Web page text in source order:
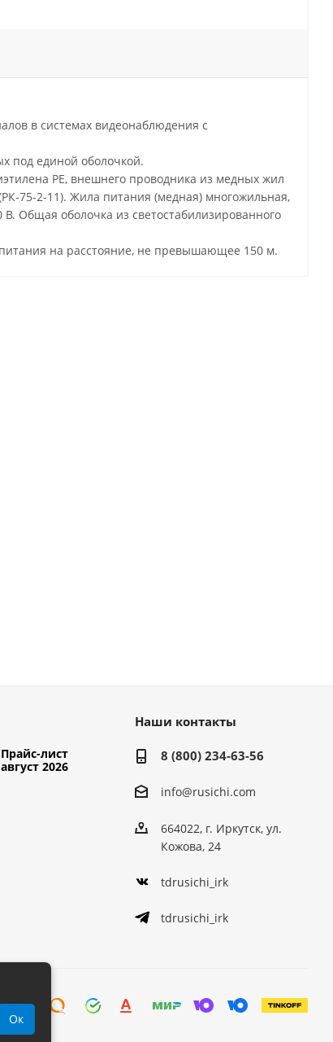
в системах видеонаблюдения с
под единой оболочкой.
PE, внешнего проводника из медных жил
75-2-11). Жила питания (медная) многожильная,
Общая оболочка из светостабилизированного
на расстояние, не превышающее 150 м.
Прайс-лист
август 2026
Наши контакты
8 (800) 234-63-56
info@rusichi.com
664022, г. Иркутск, ул.
Кожова, 24
tdrusichi_irk
tdrusichi_irk
Ок